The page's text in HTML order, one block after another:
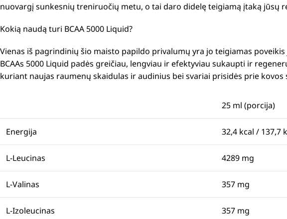
nuovargį sunkesnių treniruočių metu, o tai daro didelę teigiamą įtaką jūsų
Kokią naudą turi BCAA 5000 Liquid?
Vienas iš pagrindinių šio maisto papildo privalumų yra jo teigiamas
BCAAs 5000 Liquid padės greičiau, lengviau ir efektyviau sukaupti ir
kuriant naujas raumenų skaidulas ir audinius bei svariai prisidės prie kovos
25 ml (porcija)
Energija 32,4 kcal / 137,7
L-Leucinas 4289 mg
L-Valinas 357 mg
L-Izoleucinas 357 mg